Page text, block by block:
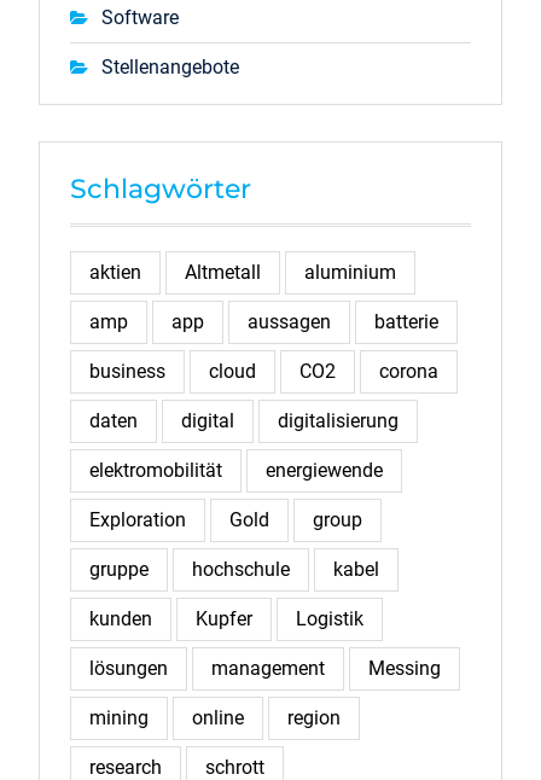
Software
Stellenangebote
Schlagwörter
aktien Altmetall aluminium
amp app aussagen batterie
business cloud CO2 corona
daten digital digitalisierung
elektromobilität energiewende
Exploration Gold group
gruppe hochschule kabel
kunden Kupfer Logistik
lösungen management Messing
mining online region
research schrott